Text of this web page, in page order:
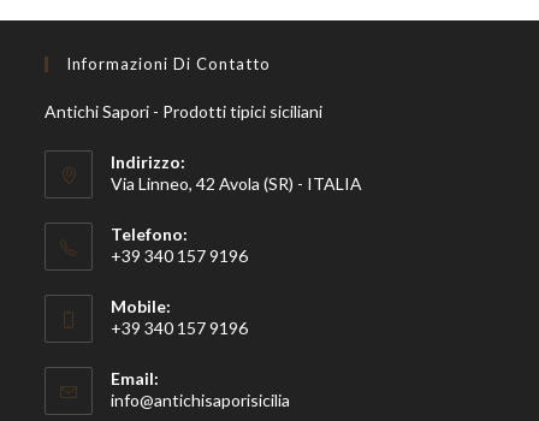
Informazioni Di Contatto
Antichi Sapori - Prodotti tipici siciliani
Indirizzo:
Via Linneo, 42 Avola (SR) - ITALIA
Telefono:
+39 340 157 9196
Mobile:
+39 340 157 9196
Email:
info@antichisaporisicilia